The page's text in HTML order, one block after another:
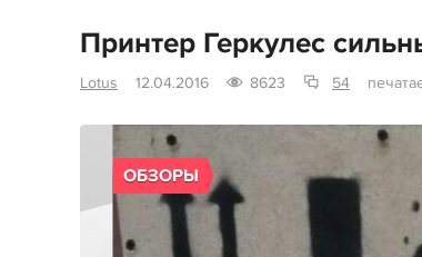
Принтер Геркулес
Lotus 12.04.2016 8623 54
ОБЗОРЫ